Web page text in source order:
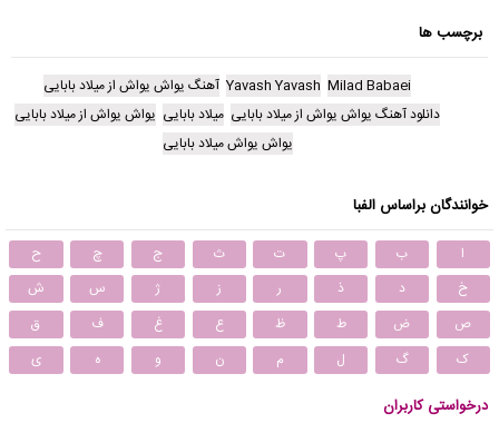
برچسب ها
Milad Babaei
Yavash Yavash آهنگ یواش یواش از میلاد بابایی
دانلود آهنگ یواش یواش از میلاد بابایی میلاد بابایی یواش یواش از میلاد بابایی
یواش یواش میلاد بابایی
خوانندگان براساس الفبا
ا ب پ ت ث ج چ
ح
خ
د ذ ر ز ژ س
ش
ص
ض ط ظ ع غ ف
ق
ک
گ ل م ن و ه ی
درخواستی کاربران